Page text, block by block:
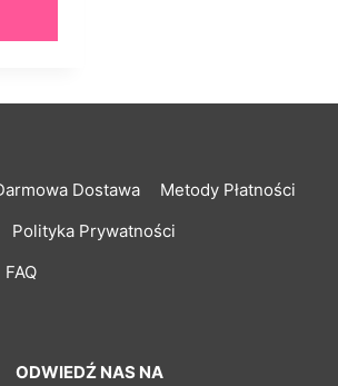
Dostawa
Metody Płatności
Polityka Prywatności
FAQ
ODWIEDŹ NAS NA